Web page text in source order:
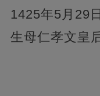
1425年5月29
生母仁孝文皇